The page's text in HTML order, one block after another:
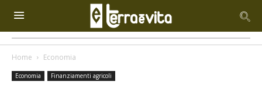
Home Economia
Economia Finanziamenti agricoli